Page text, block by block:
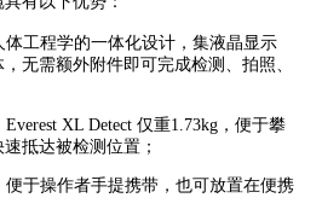
体工程学的一体化设计，集液晶显示
无需额外附件即可完成检测、拍照、
XL Detect 仅重1.73kg，便于攀
抵达被检测位置；
于操作者手提携带，也可放置在便携